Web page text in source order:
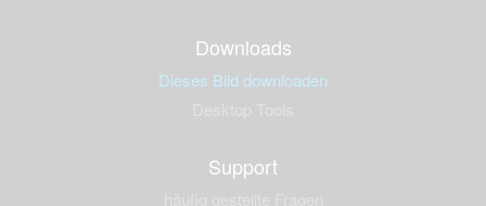
Downloads
Dieses Bild downloaden
Support